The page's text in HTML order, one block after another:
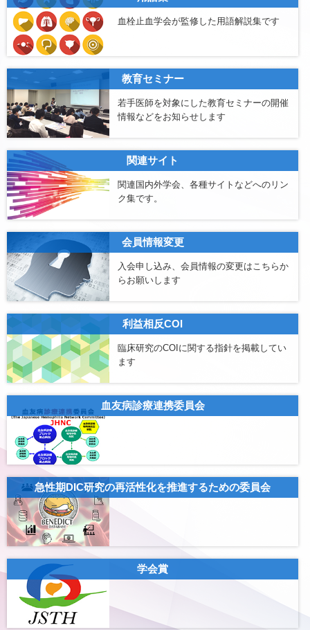
血栓止血学会が監修した用語解説集です
教育セミナー
若手医師を対象にした教育セミナーの開催
情報などをお知らせします
関連サイト
関連国内外学会、各種サイトなどへのリン
ク集です。
会員情報変更
入会申し込み、会員情報の変更はこちらか
らお願いします
利益相反COI
臨床研究のCOIに関する指針を掲載してい
ます
血友病診療連携委員会
急性期DIC研究の再活性化を推進するための委員会
学会賞